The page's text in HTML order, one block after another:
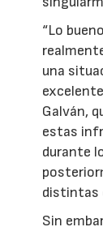
“Lo
una
Galván,
estas
durante
distintas
Sin